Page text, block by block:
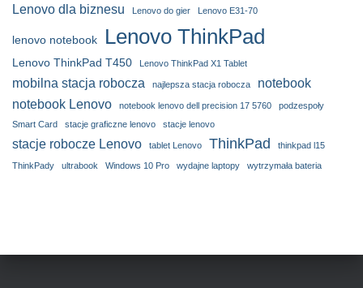
Lenovo dla biznesu Lenovo do gier Lenovo E31-70
lenovo notebook Lenovo ThinkPad
Lenovo ThinkPad T450 Lenovo ThinkPad X1 Tablet
mobilna stacja robocza najlepsza stacja robocza
notebook
notebook Lenovo
notebook lenovo dell precision 17 5760
podzespoły
Smart Card
stacje graficzne lenovo stacje lenovo
stacje robocze Lenovo tablet Lenovo ThinkPad thinkpad l15
ThinkPady ultrabook Windows 10 Pro wydajne laptopy wytrzymała bateria